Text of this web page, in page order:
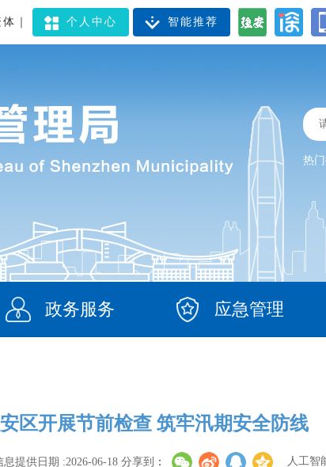
智能推荐
个人中心
体
热门
政务服务 应急管理
区开展节前检查 筑牢汛期安全防线
息提供日期 :2026-06-18 分享到 ： 人工智